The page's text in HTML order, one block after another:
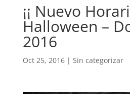
¡¡ Nuevo
Halloween –
2016
Oct 25, 2016| Sin categorizar